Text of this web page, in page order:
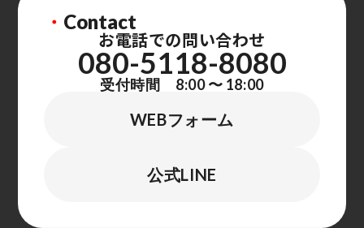
・ Contact
お電話での問い合わせ
080-5118-8080
受付時間 8:00 〜 18:00
WEBフォーム
公式LINE